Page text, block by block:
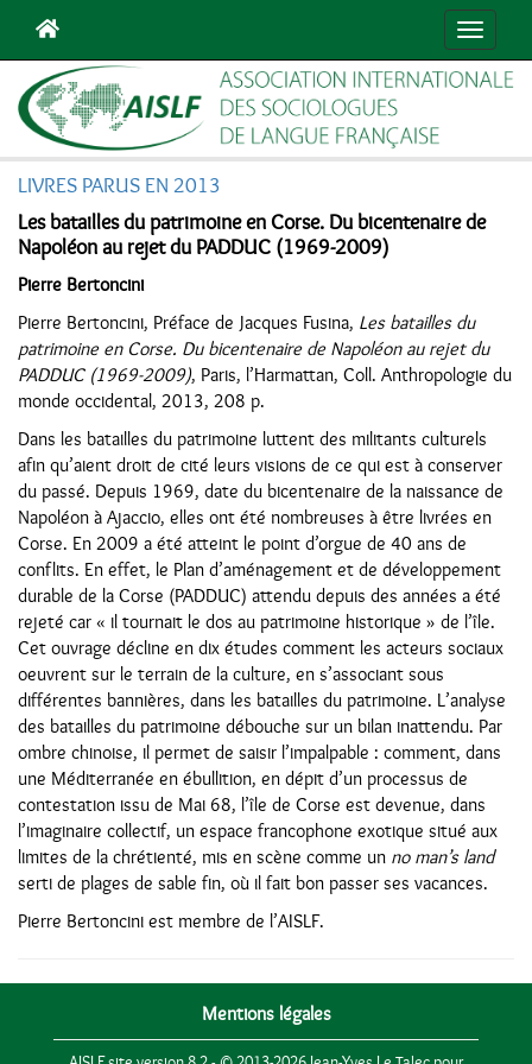
LIVRES PARUS EN 2013
Les batailles du patrimoine en Corse. Du bicentenaire de
Napoléon au rejet du PADDUC (1969-2009)
Pierre Bertoncini
Pierre Bertoncini, Préface de Jacques Fusina, Les batailles du
patrimoine en Corse. Du bicentenaire de Napoléon au rejet du
PADDUC (1969-2009), Paris, l’Harmattan, Coll. Anthropologie du
monde occidental, 2013, 208 p.
Dans les batailles du patrimoine luttent des militants culturels
afin qu’aient droit de cité leurs visions de ce qui est à conserver
du passé. Depuis 1969, date du bicentenaire de la naissance de
Napoléon à Ajaccio, elles ont été nombreuses à être livrées en
Corse. En 2009 a été atteint le point d’orgue de 40 ans de
conflits. En effet, le Plan d’aménagement et de développement
durable de la Corse (PADDUC) attendu depuis des années a été
rejeté car « il tournait le dos au patrimoine historique » de l’île.
Cet ouvrage décline en dix études comment les acteurs sociaux
oeuvrent sur le terrain de la culture, en s’associant sous
différentes bannières, dans les batailles du patrimoine. L’analyse
des batailles du patrimoine débouche sur un bilan inattendu. Par
ombre chinoise, il permet de saisir l’impalpable : comment, dans
une Méditerranée en ébullition, en dépit d’un processus de
contestation issu de Mai 68, l’île de Corse est devenue, dans
l’imaginaire collectif, un espace francophone exotique situé aux
limites de la chrétienté, mis en scène comme un no man’s land
serti de plages de sable fin, où il fait bon passer ses vacances.
Pierre Bertoncini est membre de l’AISLF.
Mentions légales